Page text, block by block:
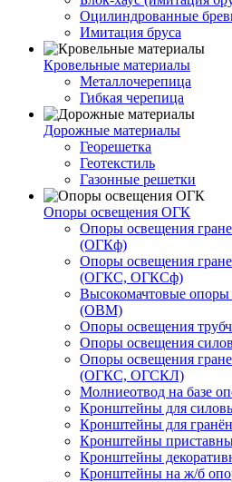
Оцилиндрованные
Имитация бруса
Кровельные материалы
Металлочерепица
Гибкая черепица
Дорожные материалы
Георешетка
Геотекстиль
Газонные решетки
Опоры освещения ОГК
Опоры освещения
(ОГКф)
Опоры освещения
(ОГКС, ОГКСф)
Высокомачтовые
(ОВМ)
Опоры освещения
Опоры освещения
Опоры освещения
(ОГКС, ОГСКЛ)
Молниеотвод на базе
Кронштейны для
Кронштейны для
Кронштейны
Кронштейны
Кронштейны на ж/б